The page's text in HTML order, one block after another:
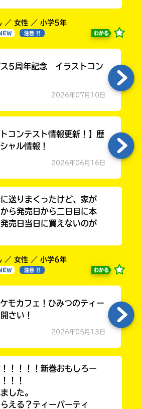
／ 女性 ／ 小学5年
注目 !! わかる
ス5周年記念 イラストコン
2026年07月10日
ンテスト情報更新！】歴
ャル情報！
2026年06月16日
送りまくったけど、家が
ら発売日から二日目に本
売日当日に買えないのが
／ 女性 ／ 小学6年
注目 !! わかる
モカフェ！ひみつのティー
さい！
2026年05月13日
！！！！新巻おもしろー
！！
した。
える？ティーパーティ